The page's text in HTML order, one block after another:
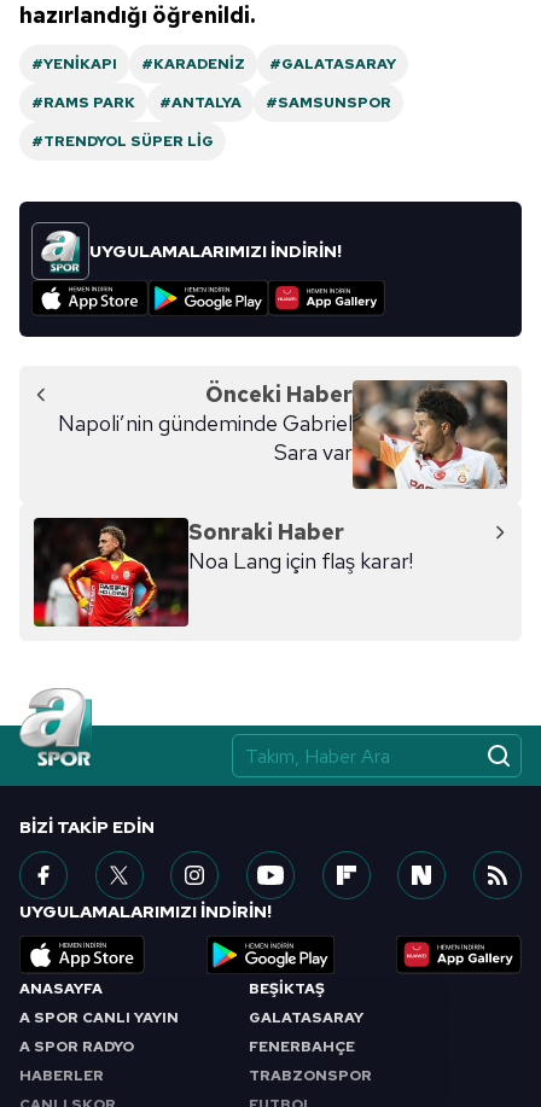
hazırlandığı öğrenildi.
#YENIKAPI #KARADENIZ
#GALATASARAY
#RAMS PARK
#ANTALYA
#SAMSUNSPOR
#TRENDYOL SÜPER LIG
UYGULAMALARIMIZI İNDİRİN!
Önceki Haber
Napoli’nin gündeminde Gabriel
Sara var
Sonraki Haber
Noa Lang için flaş karar!
ANASAYFA
A SPOR CANLI YAYIN
A SPOR RADYO
HABERLER
BEŞİKTAŞ
GALATASARAY
FENERBAHÇE
TRABZONSPOR
BIZI TAKIP EDIN
UYGULAMALARIMIZI İNDİRİN!